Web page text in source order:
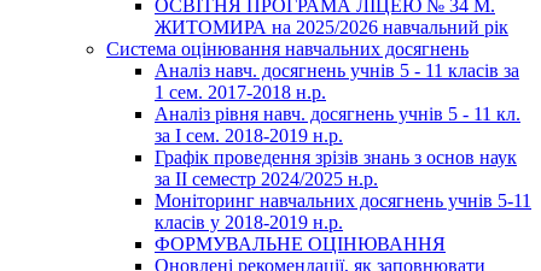
ОСВІТНЯ ПРОГРАМА ЛІЦЕЮ № 34 М.
ЖИТОМИРА на 2025/2026 навчальний рік
Система оцінювання навчальних досягнень
Аналіз навч. досягнень учнів 5 - 11 класів за
1 сем. 2017-2018 н.р.
Аналіз рівня навч. досягнень учнів 5 - 11 кл.
за І сем. 2018-2019 н.р.
Графік проведення зрізів знань з основ наук
за ІІ семестр 2024/2025 н.р.
Моніторинг навчальних досягнень учнів 5-11
класів у 2018-2019 н.р.
ФОРМУВАЛЬНЕ ОЦІНЮВАННЯ
Оновлені рекомендації, як заповнювати